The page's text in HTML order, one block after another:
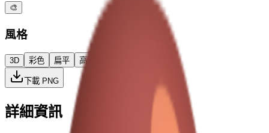
🎨
風格
3D 彩色 扁平 高對比
下載 PNG
詳細資訊